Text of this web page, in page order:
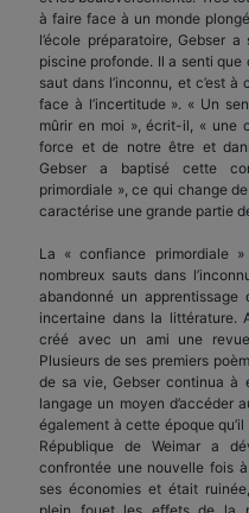
à faire face à un monde
l’école préparatoire, Gebser
piscine profonde. Il a senti
saut dans l’inconnu, et c’est
face à l’incertitude ». « Un
mûrir en moi », écrit-il, « une
force et de notre être et
Gebser a baptisé cette
primordiale », ce qui change de
caractérise une grande partie
La « confiance primordiale
nombreux sauts dans
abandonné un
incertaine dans la littérature.
créé avec un ami une
Plusieurs de ses premiers
de sa vie, Gebser continua à
langage un moyen d’accéder
également à cette époque
République de Weimar a
confrontée une nouvelle fois
ses économies et était